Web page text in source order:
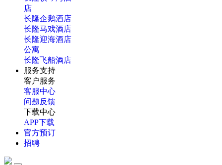
店
长隆企鹅酒店
长隆马戏酒店
长隆迎海酒店
公寓
长隆飞船酒店
服务支持
客户服务
客服中心
问题反馈
下载中心
APP下载
官方预订
招聘